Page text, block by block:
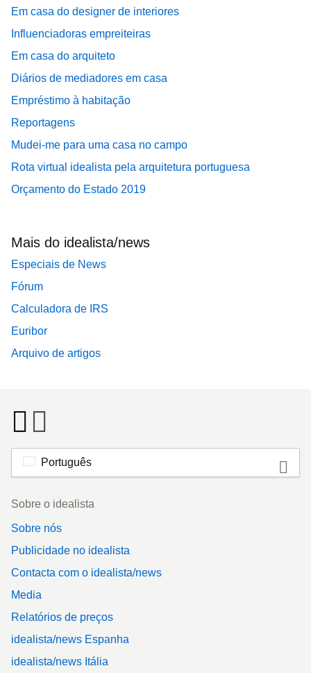
Em casa do designer de interiores
Influenciadoras empreiteiras
Em casa do arquiteto
Diários de mediadores em casa
Empréstimo à habitação
Reportagens
Mudei-me para uma casa no campo
Rota virtual idealista pela arquitetura portuguesa
Orçamento do Estado 2019
Mais do idealista/news
Especiais de News
Fórum
Calculadora de IRS
Euribor
Arquivo de artigos
Português
Footer
Sobre o idealista
Sobre nós
Publicidade no idealista
Contacta com o idealista/news
Media
Relatórios de preços
idealista/news Espanha
idealista/news Itália